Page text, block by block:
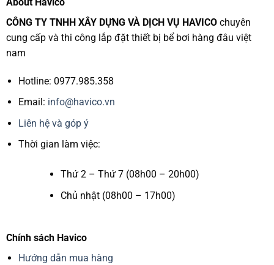
CÔNG TY TNHH XÂY DỰNG VÀ DỊCH VỤ HAVICO chuyên
cung cấp và thi công lắp đặt thiết bị bể bơi hàng đâu việt
nam
Hotline: 0977.985.358
Email: info@havico.vn
Liên hệ và góp ý
Thời gian làm việc:
Thứ 2 – Thứ 7 (08h00 – 20h00)
Chủ nhật (08h00 – 17h00)
Chính sách Havico
Hướng dẫn mua hàng